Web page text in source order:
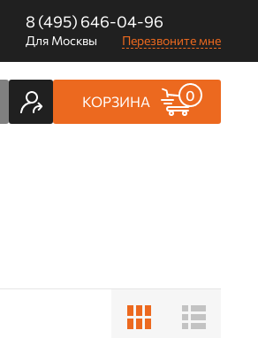
8 (495) 646-04-96
Для Москвы Перезвоните мне
КОРЗИНА 0